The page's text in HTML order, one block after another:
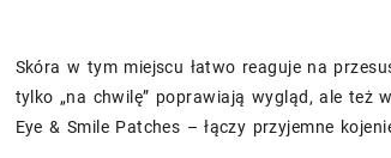
Skóra w tym miejscu łatwo reaguje na
tylko „na chwilę” poprawiają wygląd, ale też
Eye & Smile Patches – łączy przyjemne